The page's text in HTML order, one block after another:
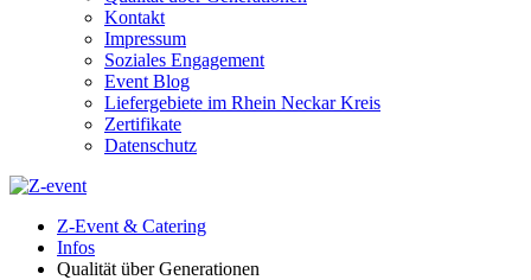
Kontakt
Impressum
Soziales Engagement
Event Blog
Liefergebiete im Rhein Neckar Kreis
Zertifikate
Datenschutz
Z-Event & Catering
Infos
Qualität über Generationen